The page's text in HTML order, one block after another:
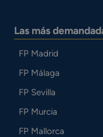
Las más
FP Madrid
FP Málaga
FP Sevilla
FP Murcia
FP Mallorca